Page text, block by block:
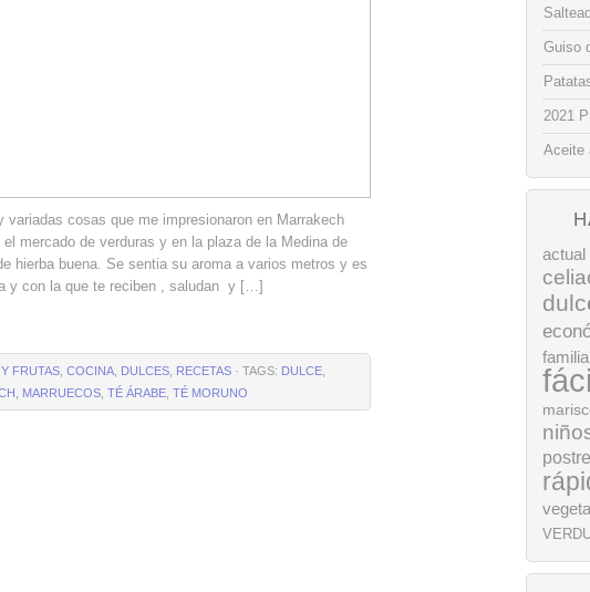
variadas cosas que me impresionaron en Marrakech
mercado de verduras y en la plaza de la Medina de
hierba buena. Se sentia su aroma a varios metros y es
y con la que te reciben , saludan y […]
FRUTAS COCINA DULCES RECETAS · TAGS: DULCE
MARRUECOS TÉ ÁRABE TÉ MORUNO
Guiso
2021
Aceite
actual
postre